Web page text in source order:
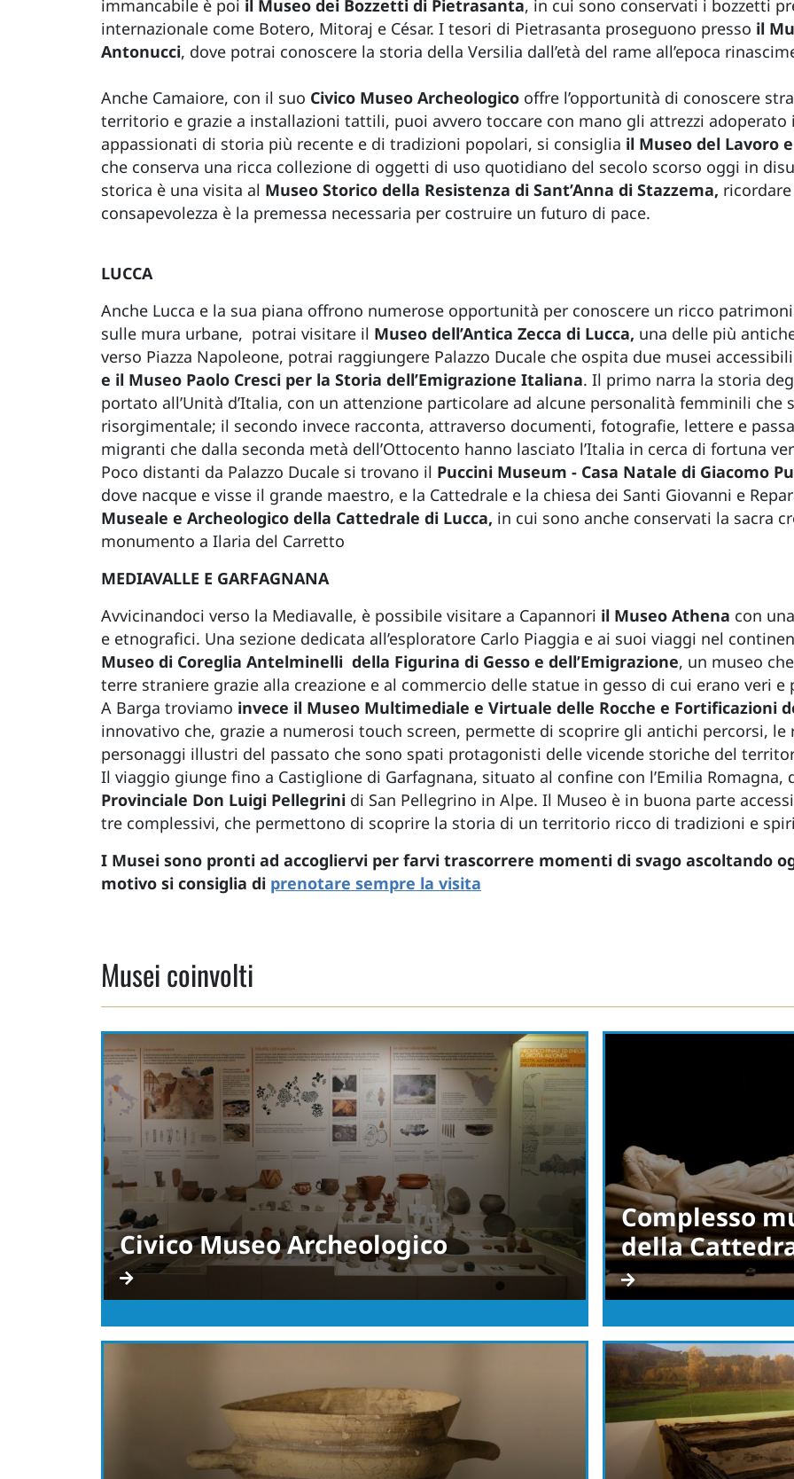
immancabile è poi il Museo dei Bozzetti di Pietrasanta, in cui sono conservati i bozzetti
internazionale come Botero, Mitoraj e César. I tesori di Pietrasanta proseguono presso il
Antonucci, dove potrai conoscere la storia della Versilia dall’età del rame all’epoca
Anche Camaiore, con il suo Civico Museo Archeologico offre l’opportunità di conoscere
territorio e grazie a installazioni tattili, puoi avvero toccare con mano gli attrezzi
appassionati di storia più recente e di tradizioni popolari, si consiglia il Museo del Lavoro
che conserva una ricca collezione di oggetti di uso quotidiano del secolo scorso oggi in
storica è una visita al Museo Storico della Resistenza di Sant’Anna di Stazzema,
consapevolezza è la premessa necessaria per costruire un futuro di pace.
LUCCA
Anche Lucca e la sua piana offrono numerose opportunità per conoscere un ricco
sulle mura urbane, potrai visitare il Museo dell’Antica Zecca di Lucca, una delle più
verso Piazza Napoleone, potrai raggiungere Palazzo Ducale che ospita due musei
e il Museo Paolo Cresci per la Storia dell’Emigrazione Italiana. Il primo narra la storia
portato all’Unità d’Italia, con un attenzione particolare ad alcune personalità femminili che
risorgimentale; il secondo invece racconta, attraverso documenti, fotografie, lettere e
migranti che dalla seconda metà dell’Ottocento hanno lasciato l’Italia in cerca di fortuna
Poco distanti da Palazzo Ducale si trovano il Puccini Museum - Casa Natale di Giacomo
dove nacque e visse il grande maestro, e la Cattedrale e la chiesa dei Santi Giovanni e
Museale e Archeologico della Cattedrale di Lucca, in cui sono anche conservati la sacra
monumento a Ilaria del Carretto
MEDIAVALLE E GARFAGNANA
Avvicinandoci verso la Mediavalle, è possibile visitare a Capannori il Museo Athena con
e etnografici. Una sezione dedicata all’esploratore Carlo Piaggia e ai suoi viaggi nel
Museo di Coreglia Antelminelli della Figurina di Gesso e dell’Emigrazione, un museo
terre straniere grazie alla creazione e al commercio delle statue in gesso di cui erano veri
A Barga troviamo invece il Museo Multimediale e Virtuale delle Rocche e Fortificazioni
innovativo che, grazie a numerosi touch screen, permette di scoprire gli antichi percorsi, le
personaggi illustri del passato che sono spati protagonisti delle vicende storiche del
Il viaggio giunge fino a Castiglione di Garfagnana, situato al confine con l’Emilia
Provinciale Don Luigi Pellegrini di San Pellegrino in Alpe. Il Museo è in buona parte
tre complessivi, che permettono di scoprire la storia di un territorio ricco di tradizioni e
I Musei sono pronti ad accogliervi per farvi trascorrere momenti di svago ascoltando
motivo si consiglia di prenotare sempre la visita
Musei coinvolti
Civico Museo Archeologico
Complesso
della